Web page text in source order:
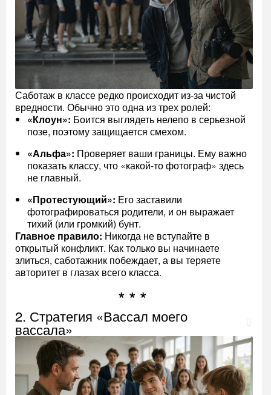
Саботаж в классе редко происходит из-за чистой
вредности. Обычно это одна из трех ролей:
«Клоун»: Боится выглядеть нелепо в серьезной
позе, поэтому защищается смехом.
«Альфа»: Проверяет ваши границы. Ему важно
показать классу, что «какой-то фотограф» здесь
не главный.
«Протестующий»: Его заставили
фотографироваться родители, и он выражает
тихий (или громкий) бунт.
Главное правило: Никогда не вступайте в
открытый конфликт. Как только вы начинаете
злиться, саботажник побеждает, а вы теряете
авторитет в глазах всего класса.
2. Стратегия «Вассал моего
вассала»